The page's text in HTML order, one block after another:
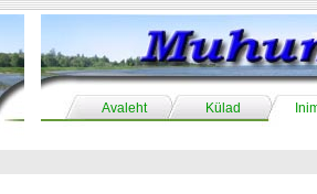
Avaleht Külad